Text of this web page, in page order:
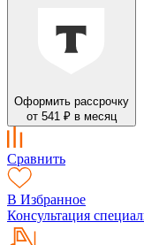
Оформить рассрочку
от 541 ₽ в месяц
Сравнить
В Избранное
Консультация